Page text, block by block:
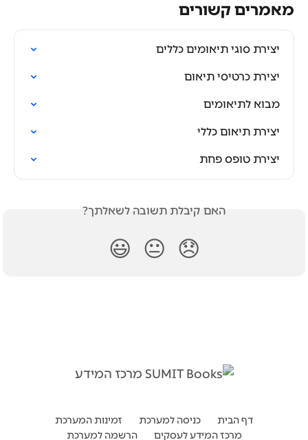
מאמרים קשורים
יצירת סוגי תיאומים כללים
יצירת כרטיסי תיאום
מבוא לתיאומים
יצירת תיאום כללי
יצירת טופס פחת
האם קיבלת תשובה לשאלתך?
😞
😐
😃
דף הבית כניסה למערכת
זמינות המערכת
מרכז המידע לעסקים
הרשמה למערכת